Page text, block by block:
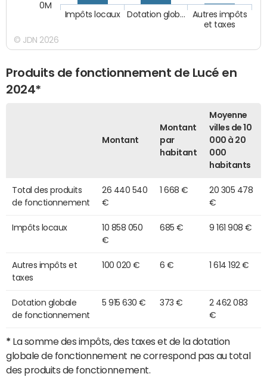
Autres impôts
et taxes
Dotation glob…
Impôts locaux
0M
© JDN 2026
Produits de fonctionnement de Lucé en
2024*
Montant
Montant
par
habitant
Moyenne
villes de 10
000 à 20
000
habitants
Total des produits
de fonctionnement
26 440 540
€
1 668 €
20 305 478
€
Impôts locaux
10 858 050
€
685 € 9 161 908 €
Autres impôts et
taxes
100 020 € 6 € 1 614 192 €
Dotation globale
de fonctionnement
5 915 630 € 373 €
2 462 083
€
* La somme des impôts, des taxes et de la dotation
globale de fonctionnement ne correspond pas au total
des produits de fonctionnement.